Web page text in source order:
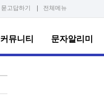
묻고답하기 전체메뉴
커뮤니티 문자알리미